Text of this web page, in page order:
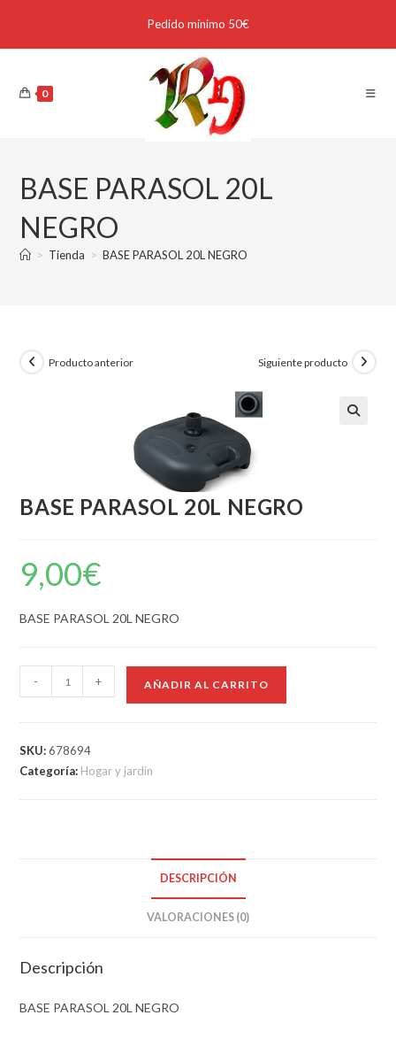
Pedido mínimo 50€
0
BASE PARASOL 20L
NEGRO
> Tienda > BASE PARASOL 20L NEGRO
Producto anterior Siguiente producto
BASE PARASOL 20L NEGRO
9,00€
BASE PARASOL 20L NEGRO
- + AÑADIR AL CARRITO
SKU:678694
Categoría: Hogar y jardin
DESCRIPCIÓN
VALORACIONES (0)
Descripción
BASE PARASOL 20L NEGRO